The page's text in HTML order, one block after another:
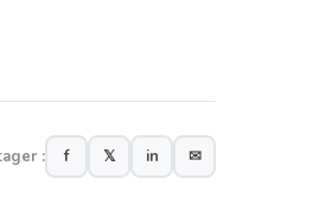
: f 𝕏 in ✉